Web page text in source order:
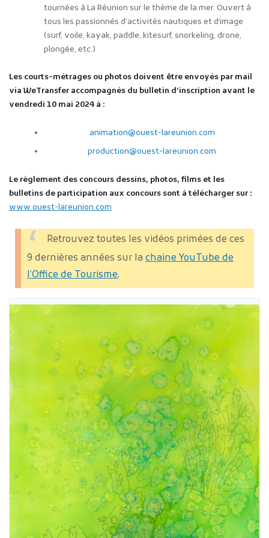
tournées à La Réunion sur le thème de la mer. Ouvert à
tous les passionnés d’activités nautiques et d’image
(surf, voile, kayak, paddle, kitesurf, snorkeling, drone,
plongée, etc.)
Les courts-métrages ou photos doivent être envoyés par mail
via WeTransfer accompagnés du bulletin d’inscription avant le
vendredi 10 mai 2024 à :
animation@ouest-lareunion.com
production@ouest-lareunion.com
Le règlement des concours dessins, photos, films et les
bulletins de participation aux concours sont à télécharger sur :
www.ouest-lareunion.com
Retrouvez toutes les vidéos primées de ces
9 dernières années sur la chaine YouTube de
l’Office de Tourisme.